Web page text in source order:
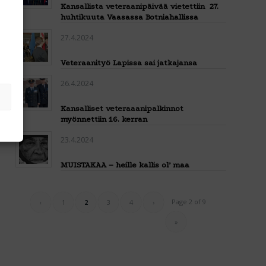
Kansallista veteraanipäivää vietettiin 27.
huhtikuuta Vaasassa Botniahallissa
27.4.2024
Veteraanityö Lapissa sai jatkajansa
26.4.2024
Kansalliset veteraaanipalkinnot
myönnettiin 16. kerran
23.4.2024
MUISTAKAA – heille kallis ol’ maa
Page 2 of 9
‹ 1 2 3 4 ›
»